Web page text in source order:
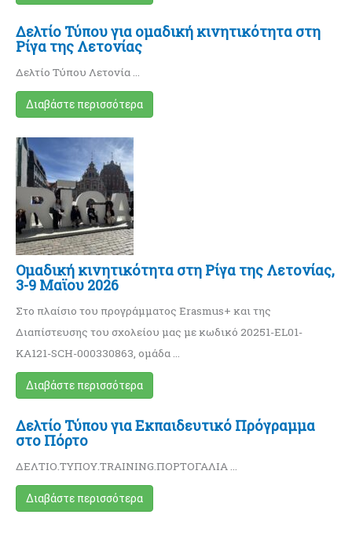
Δελτίο Τύπου για ομαδική κινητικότητα στη
Ρίγα της Λετονίας
Δελτίο Τύπου Λετονία …
Διαβάστε περισσότερα
Ομαδική κινητικότητα στη Ρίγα της Λετονίας,
3-9 Μαϊου 2026
Στο πλαίσιο του προγράμματος Erasmus+ και της
Διαπίστευσης του σχολείου μας με κωδικό 20251-EL01-
KA121-SCH-000330863, ομάδα …
Διαβάστε περισσότερα
Δελτίο Τύπου για Εκπαιδευτικό Πρόγραμμα
στο Πόρτο
ΔΕΛΤΙΟ.ΤΥΠΟΥ.TRAINING.ΠΟΡΤΟΓΑΛΙΑ …
Διαβάστε περισσότερα